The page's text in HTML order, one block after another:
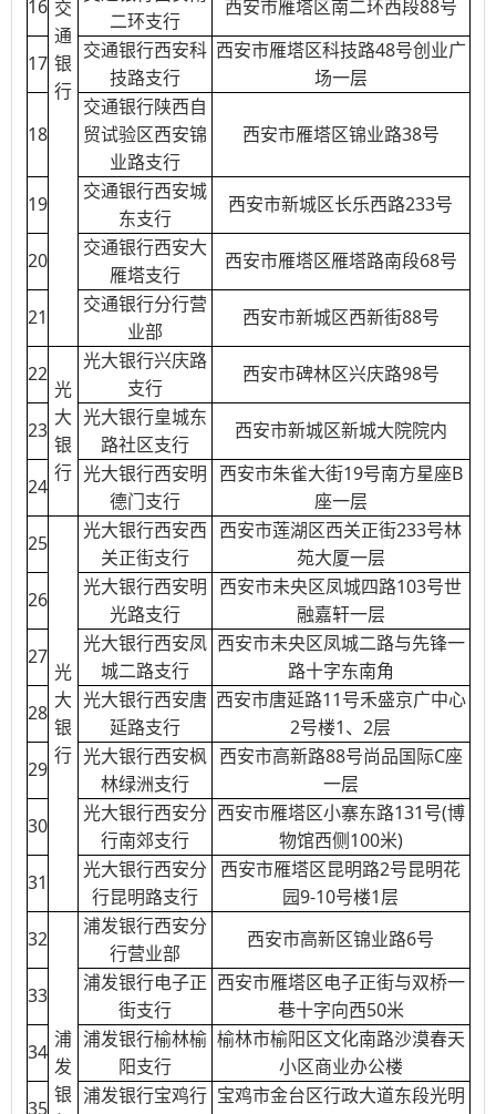
交
通
银
行
16
二环支行
西安市雁塔区南二环西段88号
17
交通银行西安科
技路支行
西安市雁塔区科技路48号创业广
场一层
18
交通银行陕西自
贸试验区西安锦
业路支行
西安市雁塔区锦业路38号
19
交通银行西安城
东支行
西安市新城区长乐西路233号
20
交通银行西安大
雁塔支行
西安市雁塔区雁塔路南段68号
21
交通银行分行营
业部
西安市新城区西新街88号
22
光
大
银
行
光大银行兴庆路
支行
西安市碑林区兴庆路98号
23
光大银行皇城东
路社区支行
西安市新城区新城大院院内
24
光大银行西安明
德门支行
西安市朱雀大街19号南方星座B
座一层
25
光
大
银
行
光大银行西安西
关正街支行
西安市莲湖区西关正街233号林
苑大厦一层
26
光大银行西安明
光路支行
西安市未央区凤城四路103号世
融嘉轩一层
27
光大银行西安凤
城二路支行
西安市未央区凤城二路与先锋一
路十字东南角
28
光大银行西安唐
延路支行
西安市唐延路11号禾盛京广中心
2号楼1、2层
29
光大银行西安枫
林绿洲支行
西安市高新路88号尚品国际C座
一层
30
光大银行西安分
行南郊支行
西安市雁塔区小寨东路131号(博
物馆西侧100米)
31
光大银行西安分
行昆明路支行
西安市雁塔区昆明路2号昆明花
园9-10号楼1层
32
浦
发
银
浦发银行西安分
行营业部
西安市高新区锦业路6号
33
浦发银行电子正
街支行
西安市雁塔区电子正街与双桥一
巷十字向西50米
34
浦发银行榆林榆
阳支行
榆林市榆阳区文化南路沙漠春天
小区商业办公楼
35
浦发银行宝鸡行 宝鸡市金台区行政大道东段光明